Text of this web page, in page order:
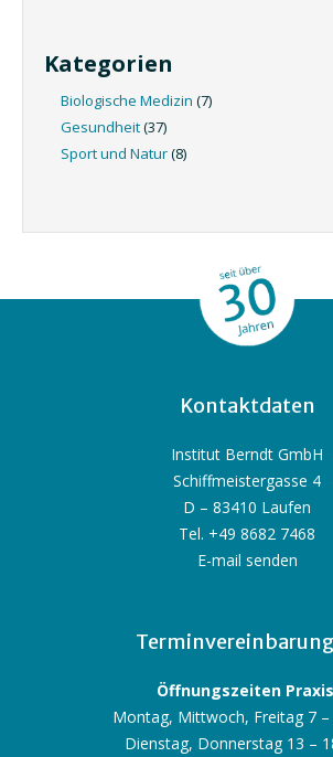
Kategorien
Biologische Medizin (7)
Gesundheit(37)
Sport und Natur(8)
Kontaktdaten
Institut Berndt GmbH
Schiffmeistergasse 4
D – 83410 Laufen
Tel. +49 8682 7468
E-mail senden
Öffnungszeiten
Montag, Mittwoch, Freitag 7 –
Dienstag, Donnerstag 13 –